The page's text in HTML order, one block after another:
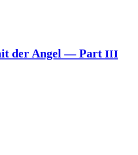
der Angel — Part III